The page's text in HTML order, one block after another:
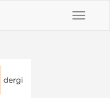
Toggle